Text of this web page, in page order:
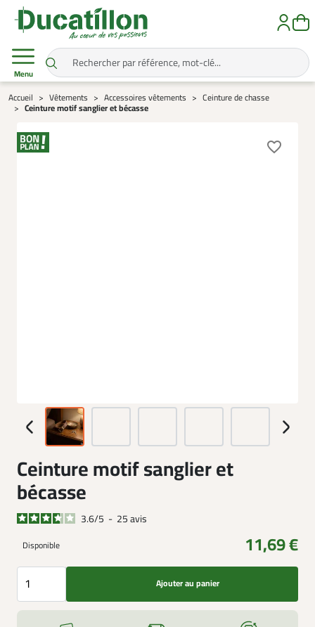
Menu
Accueil Vêtements Accessoires vêtements Ceinture de chasse
Ceinture motif sanglier et bécasse
favorite_border
Ceinture motif sanglier et
bécasse
3.6/5 - 25avis
Disponible 11,69 €
Ajouter au panier